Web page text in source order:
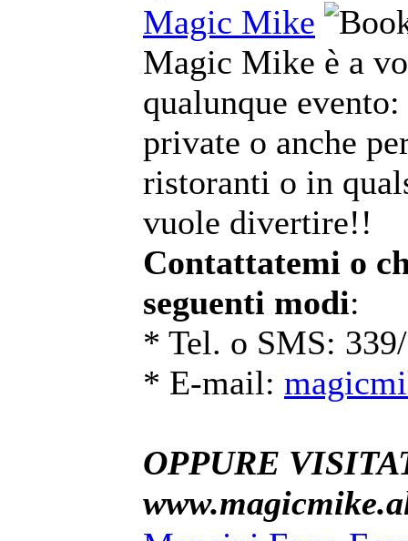
Magic Mike
Magic Mike è a
qualunque
private o anche
ristoranti o in
vuole divertire!!
Contattatemi o
seguenti modi:
* Tel. o SMS:
* E-mail:
OPPURE